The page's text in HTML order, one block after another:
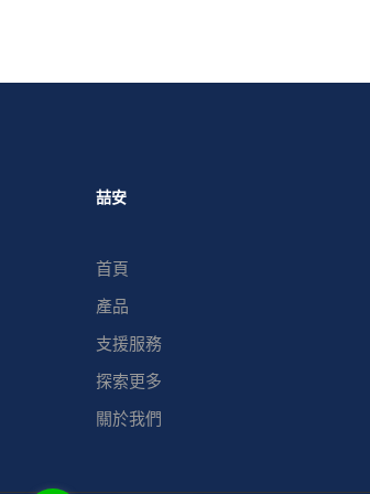
喆安
首頁
產品
支援服務
探索更多
關於我們